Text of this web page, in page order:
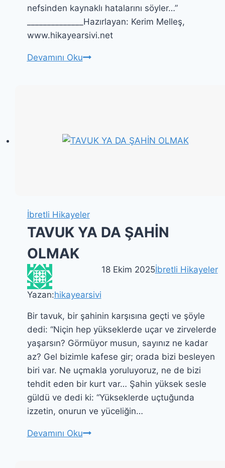
nefsinden kaynaklı hatalarını söyler…”
______________Hazırlayan: Kerim Melleş,
www.hikayearsivi.net
Devamını OkuNEFSİN
İbretli Hikayeler
TAVUK YA DA ŞAHİN
OLMAK
Yazan:hikayearsivi
18 Ekim 2025İbretli Hikayeler
Bir tavuk, bir şahinin karşısına geçti ve şöyle
dedi: “Niçin hep yükseklerde uçar ve zirvelerde
yaşarsın? Görmüyor musun, sayınız ne kadar
az? Gel bizimle kafese gir; orada bizi besleyen
biri var. Ne uçmakla yoruluyoruz, ne de bizi
tehdit eden bir kurt var… Şahin yüksek sesle
güldü ve dedi ki: “Yükseklerde uçtuğunda
izzetin, onurun ve yüceliğin…
Devamını OkuTAVUK